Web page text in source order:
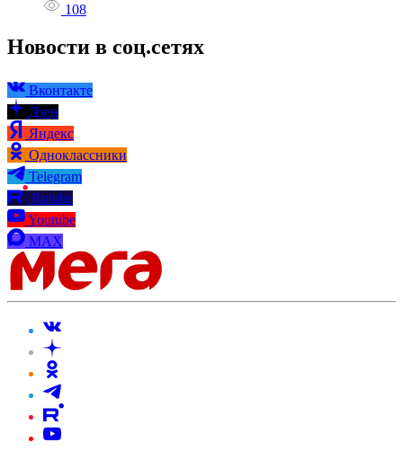
108
Новости в соц.сетях
Вконтакте
Дзен
Яндекс
Одноклассники
Telegram
Rutube
Youtube
MAX